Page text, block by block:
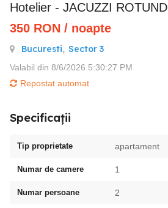
Hotelier - JACUZZI ROTUND
350 RON / noapte
Bucuresti, Sector 3
Valabil din 8/6/2026 5:30:27 PM
Repostat automat
Specificații
Tip proprietate apartament
Numar de camere 1
Numar persoane 2